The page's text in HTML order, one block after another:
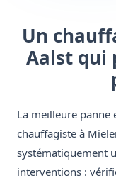
Un
Aalst qui
La meilleure panne
chauffagiste à
systématiquement
interventions :